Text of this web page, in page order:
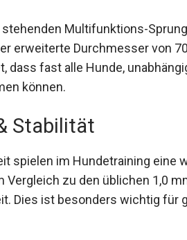
Multifunktions-
erweiterte Durchmesser von
dass fast alle Hunde,
können.
Stabilität
spielen im Hundetraining eine
Vergleich zu den üblichen 1,0
Dies ist besonders wichtig für